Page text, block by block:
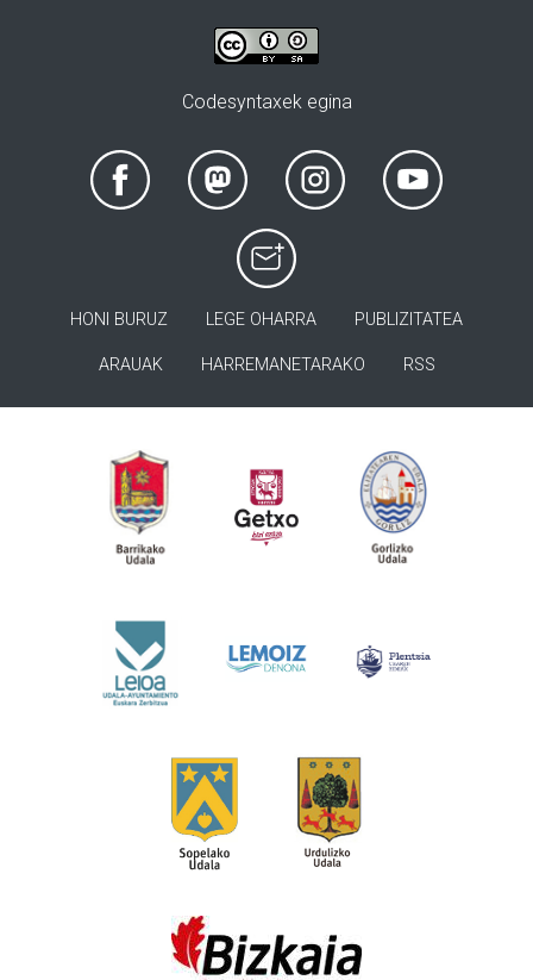
Codesyntaxek egina
HONI BURUZ LEGE OHARRA PUBLIZITATEA
ARAUAK HARREMANETARAKO RSS